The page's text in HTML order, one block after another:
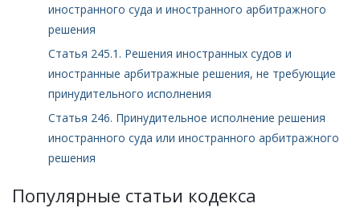
иностранного суда и иностранного арбитражного
решения
Статья 245.1. Решения иностранных судов и
иностранные арбитражные решения, не требующие
принудительного исполнения
Статья 246. Принудительное исполнение решения
иностранного суда или иностранного арбитражного
решения
Популярные статьи кодекса